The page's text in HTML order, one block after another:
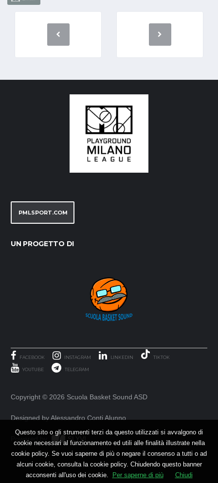
PMLSPORT.COM
UN PROGETTO DI
FACEBOOK INSTAGRAM LINKEDIN TIKTOK
YOUTUBE TELEGRAM
Copyright © 2026 Scuola Basket Sound ASD
Designed by Alessandro Conti Alunno
Powered by SLYVI.
Questo sito o gli strumenti terzi da questo utilizzati si avvalgono di
cookie necessari al funzionamento ed utili alle finalità illustrate nella
cookie policy. Se vuoi saperne di più o negare il consenso a tutti o ad
alcuni cookie, consulta la cookie policy. Chiudendo questo banner
acconsenti all'uso dei cookie.
Per saperne di più Chiudi